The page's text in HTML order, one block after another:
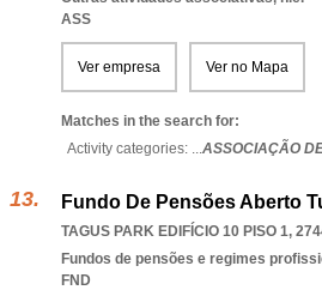
ASS
Ver empresa Ver no Mapa
Matches in the search for:
Activity categories: ...ASSOCIAÇÃO
Fundo De Pensões Aberto
TAGUS PARK EDIFÍCIO 10 PISO 1,
Fundos de pensões e regimes
FND